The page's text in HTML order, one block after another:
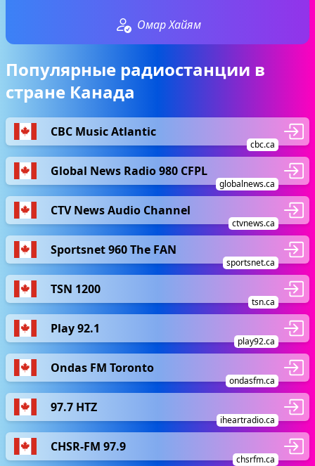
Омар Хайям
Популярные радиостанции в
стране Канада
CBC Music Atlantic
cbc.ca
Global News Radio 980 CFPL
globalnews.ca
CTV News Audio Channel
ctvnews.ca
Sportsnet 960 The FAN
sportsnet.ca
TSN 1200
tsn.ca
Play 92.1
play92.ca
Ondas FM Toronto
ondasfm.ca
97.7 HTZ
iheartradio.ca
CHSR-FM 97.9
chsrfm.ca